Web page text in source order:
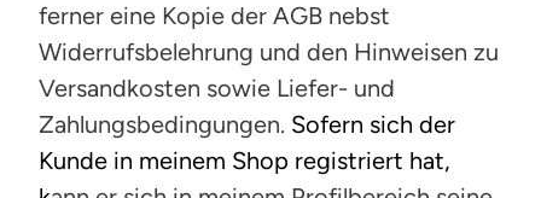
ferner eine Kopie der AGB nebst
Widerrufsbelehrung und den Hinweisen zu
Versandkosten sowie Liefer- und
Zahlungsbedingungen. Sofern sich der
Kunde in meinem Shop registriert hat,